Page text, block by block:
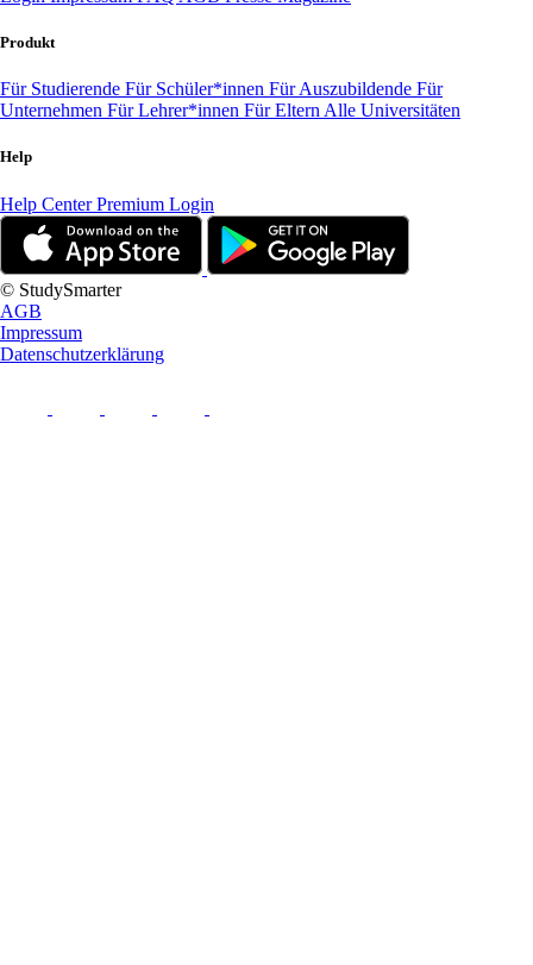
Produkt
Für Studierende Für Schüler*innen Für Auszubildende Für
Unternehmen Für Lehrer*innen Für Eltern Alle Universitäten
Help
Help CenterPremium Login
© StudySmarter
AGB
Impressum
Datenschutzerklärung